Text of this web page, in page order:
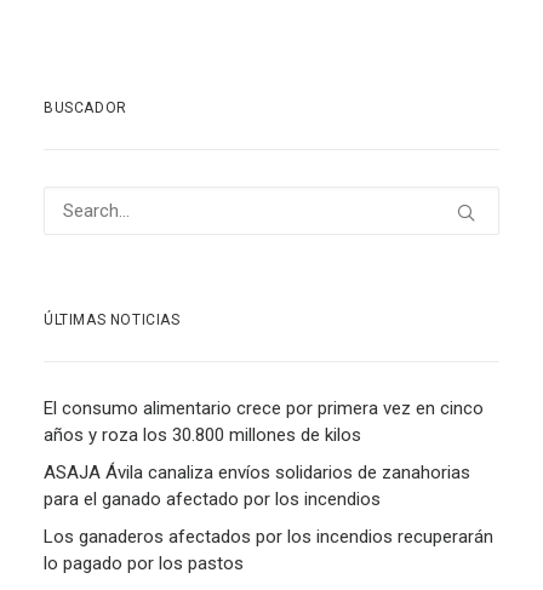
BUSCADOR
ÚLTIMAS NOTICIAS
El consumo alimentario crece por primera vez en cinco
años y roza los 30.800 millones de kilos
ASAJA Ávila canaliza envíos solidarios de zanahorias
para el ganado afectado por los incendios
Los ganaderos afectados por los incendios recuperarán
lo pagado por los pastos